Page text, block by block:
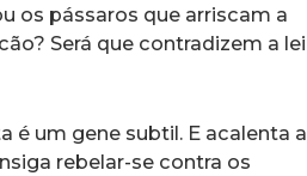
os pássaros que arriscam a
Será que contradizem a lei
é um gene subtil. E acalenta a
rebelar-se contra os